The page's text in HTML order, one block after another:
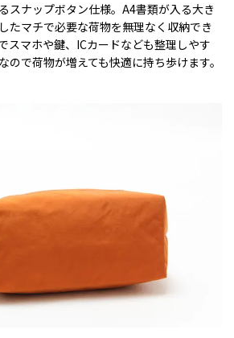
スナップボタン仕様。A4書類が入る大き
たマチで必要な荷物を無理なく収納でき
スマホや鍵、ICカードなども整理しやす
ので荷物が増えても快適に持ち歩けます。